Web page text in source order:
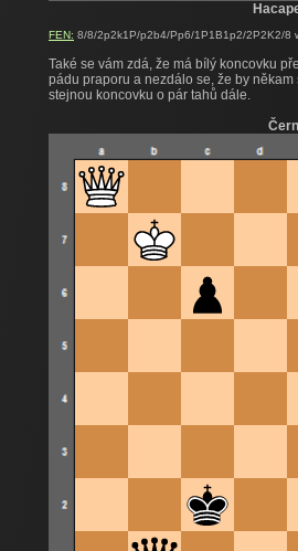
FEN: 8/8/2p2k1P/p2b4/Pp6/1P1B1p2/2P2K2/8
Také se vám zdá, že má bílý koncovku
pádu praporu a nezdálo se, že by
stejnou koncovku o pár tahů dále.